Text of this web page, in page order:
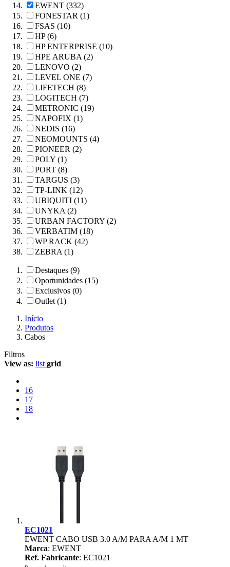
EWENT (332)
FONESTAR (1)
FSAS (10)
HP (6)
HP ENTERPRISE (10)
HPE ARUBA (2)
LENOVO (2)
LEVEL ONE (7)
LIFETECH (8)
LOGITECH (7)
METRONIC (19)
NAPOFIX (1)
NEDIS (16)
NEOMOUNTS (4)
PIONEER (2)
POLY (1)
PORT (8)
TARGUS (3)
TP-LINK (12)
UBIQUITI (11)
UNYKA (2)
URBAN FACTORY (2)
VERBATIM (18)
WP RACK (42)
ZEBRA (1)
Destaques (9)
Oportunidades (15)
Exclusivos (0)
Outlet (1)
Início
Produtos
Cabos
Filtros
View as: list grid
16
17
18
EC1021
EWENT CABO USB 3.0 A/M PARA A/M 1 MT
Marca: EWENT
Ref. Fabricante: EC1021